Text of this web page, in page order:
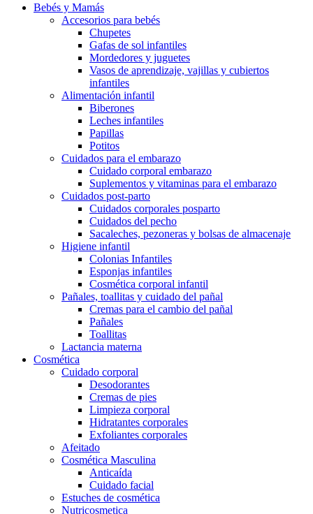
Bebés y Mamás
Accesorios para bebés
Chupetes
Gafas de sol infantiles
Mordedores y juguetes
Vasos de aprendizaje, vajillas y cubiertos
infantiles
Alimentación infantil
Biberones
Leches infantiles
Papillas
Potitos
Cuidados para el embarazo
Cuidado corporal embarazo
Suplementos y vitaminas para el embarazo
Cuidados post-parto
Cuidados corporales posparto
Cuidados del pecho
Sacaleches, pezoneras y bolsas de almacenaje
Higiene infantil
Colonias Infantiles
Esponjas infantiles
Cosmética corporal infantil
Pañales, toallitas y cuidado del pañal
Cremas para el cambio del pañal
Pañales
Toallitas
Lactancia materna
Cosmética
Cuidado corporal
Desodorantes
Cremas de pies
Limpieza corporal
Hidratantes corporales
Exfoliantes corporales
Afeitado
Cosmética Masculina
Anticaída
Cuidado facial
Estuches de cosmética
Nutricosmetica